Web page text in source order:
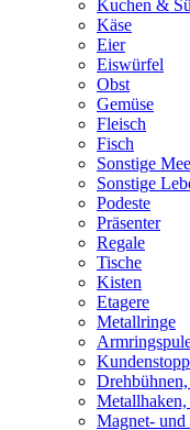
Kuchen &
Käse
Eier
Eiswürfel
Obst
Gemüse
Fleisch
Fisch
Sonstige
Sonstige
Podeste
Präsenter
Regale
Tische
Kisten
Etagere
Metallringe
Magnet- und